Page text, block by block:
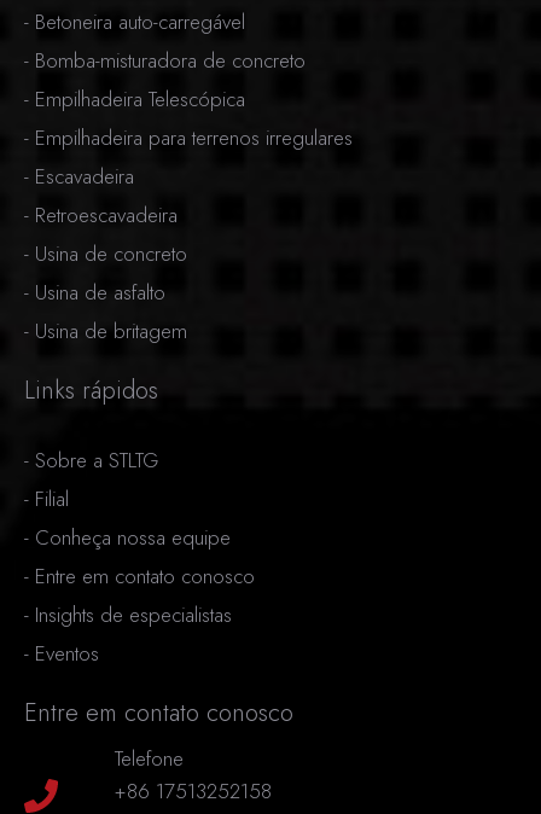
- Betoneira auto-carregável
- Bomba-misturadora de concreto
- Empilhadeira Telescópica
- Empilhadeira para terrenos irregulares
- Escavadeira
- Retroescavadeira
- Usina de concreto
- Usina de asfalto
- Usina de britagem
Links rápidos
- Sobre a STLTG
- Filial
- Conheça nossa equipe
- Entre em contato conosco
- Insights de especialistas
- Eventos
Entre em contato conosco
Telefone
+86 17513252158